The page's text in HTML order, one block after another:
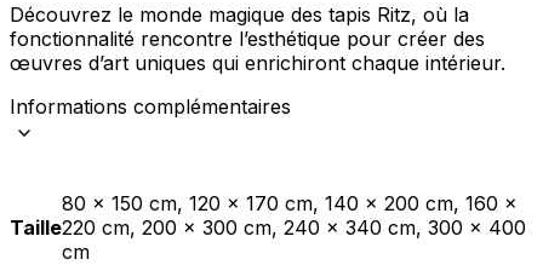
Découvrez le monde magique des tapis Ritz, où la
fonctionnalité rencontre l’esthétique pour créer des
œuvres d’art uniques qui enrichiront chaque intérieur.
Informations complémentaires
Taille
80 x 150 cm, 120 x 170 cm, 140 x 200 cm, 160 x
220 cm, 200 x 300 cm, 240 x 340 cm, 300 x 400
cm